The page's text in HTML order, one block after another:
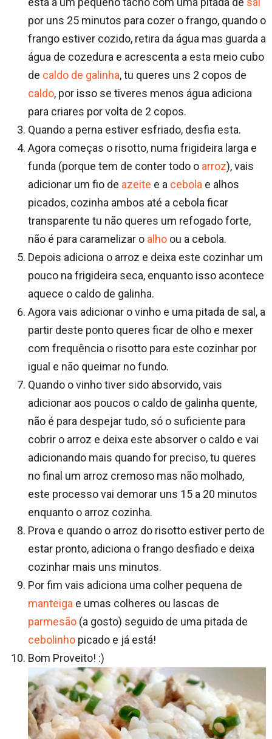
por uns 25 minutos para cozer o frango, quando o
frango estiver cozido, retira da água mas guarda a
água de cozedura e acrescenta a esta meio cubo
de caldo de galinha, tu queres uns 2 copos de
caldo, por isso se tiveres menos água adiciona
para criares por volta de 2 copos.
Quando a perna estiver esfriado, desfia esta.
Agora começas o risotto, numa frigideira larga e
funda (porque tem de conter todo o arroz), vais
adicionar um fio de azeite e a cebola e alhos
picados, cozinha ambos até a cebola ficar
transparente tu não queres um refogado forte,
não é para caramelizar o alho ou a cebola.
Depois adiciona o arroz e deixa este cozinhar um
pouco na frigideira seca, enquanto isso acontece
aquece o caldo de galinha.
Agora vais adicionar o vinho e uma pitada de sal, a
partir deste ponto queres ficar de olho e mexer
com frequência o risotto para este cozinhar por
igual e não queimar no fundo.
Quando o vinho tiver sido absorvido, vais
adicionar aos poucos o caldo de galinha quente,
não é para despejar tudo, só o suficiente para
cobrir o arroz e deixa este absorver o caldo e vai
adicionando mais quando for preciso, tu queres
no final um arroz cremoso mas não molhado,
este processo vai demorar uns 15 a 20 minutos
enquanto o arroz cozinha.
Prova e quando o arroz do risotto estiver perto de
estar pronto, adiciona o frango desfiado e deixa
cozinhar mais uns minutos.
Por fim vais adiciona uma colher pequena de
manteiga e umas colheres ou lascas de
parmesão (a gosto) seguido de uma pitada de
cebolinho picado e já está!
Bom Proveito! :)